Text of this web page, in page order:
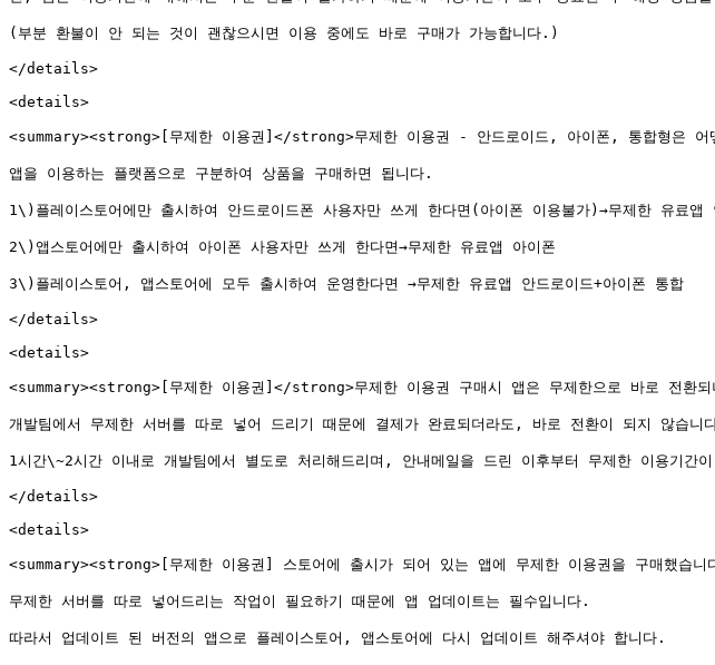
(부분 환불이 안 되는 것이 괜찮으시면 이용 중에도 바로 구매가 가능합니다.)
</details>
<details>
<summary><strong>[무제한 이용권]</strong>무제한 이용권 - 안드로이드, 아이폰, 통합형은 어
앱을 이용하는 플랫폼으로 구분하여 상품을 구매하면 됩니다.
1\)플레이스토어에만 출시하여 안드로이드폰 사용자만 쓰게 한다면(아이폰 이용불가)→무제한 유료앱
2\)앱스토어에만 출시하여 아이폰 사용자만 쓰게 한다면→무제한 유료앱 아이폰
3\)플레이스토어, 앱스토어에 모두 출시하여 운영한다면 →무제한 유료앱 안드로이드+아이폰 통합
</details>
<details>
<summary><strong>[무제한 이용권]</strong>무제한 이용권 구매시 앱은 무제한으로 바로 전환되
개발팀에서 무제한 서버를 따로 넣어 드리기 때문에 결제가 완료되더라도, 바로 전환이 되지 않습니
1시간\~2시간 이내로 개발팀에서 별도로 처리해드리며, 안내메일을 드린 이후부터 무제한 이용기간
</details>
<details>
<summary><strong>[무제한 이용권] 스토어에 출시가 되어 있는 앱에 무제한 이용권을 구매했습
무제한 서버를 따로 넣어드리는 작업이 필요하기 때문에 앱 업데이트는 필수입니다.
따라서 업데이트 된 버전의 앱으로 플레이스토어, 앱스토어에 다시 업데이트 해주셔야 합니다.